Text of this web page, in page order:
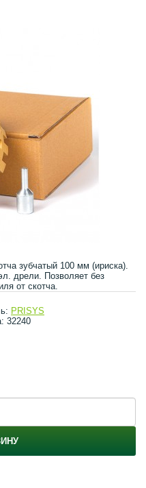
зубчатый 100 мм (ириска).
дрели. Позволяет без
от скотча.
PRISYS
32240